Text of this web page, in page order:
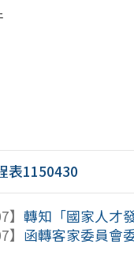
表1150430
】轉知「國家人才
函轉客家委員會